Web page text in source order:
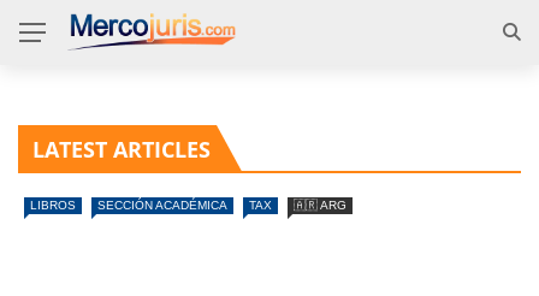
LATEST ARTICLES
LIBROS SECCIÓN ACADÉMICA TAX 🇦🇷 ARG